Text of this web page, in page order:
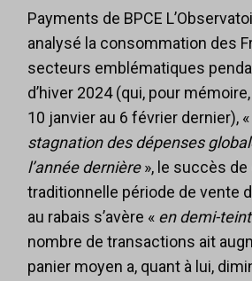
Payments de BPCE
analysé la consommation des
secteurs emblématiques
d’hiver 2024 (qui, pour
10 janvier au 6 février dernier), «
stagnation des dépenses
l’année dernière», le succès de
traditionnelle période de vente
au rabais s’avère « en demi-
nombre de transactions ait
panier moyen a, quant à lui,